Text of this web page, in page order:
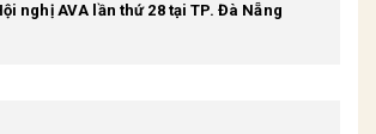
nghị AVA lần thứ 28 tại TP. Đà Nẵng